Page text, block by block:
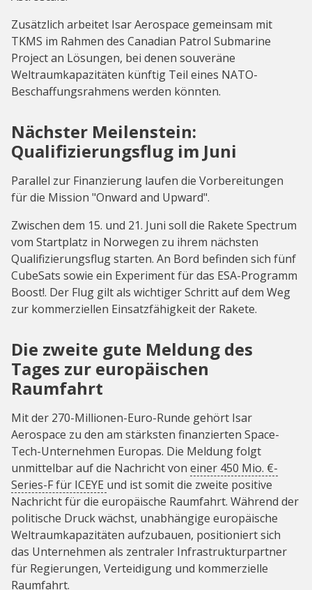
Zusätzlich arbeitet Isar Aerospace gemeinsam mit
TKMS im Rahmen des Canadian Patrol Submarine
Project an Lösungen, bei denen souveräne
Weltraumkapazitäten künftig Teil eines NATO-
Beschaffungsrahmens werden könnten.
Nächster Meilenstein:
Qualifizierungsflug im Juni
Parallel zur Finanzierung laufen die Vorbereitungen
für die Mission "Onward and Upward".
Zwischen dem 15. und 21. Juni soll die Rakete Spectrum
vom Startplatz in Norwegen zu ihrem nächsten
Qualifizierungsflug starten. An Bord befinden sich fünf
CubeSats sowie ein Experiment für das ESA-Programm
Boost!. Der Flug gilt als wichtiger Schritt auf dem Weg
zur kommerziellen Einsatzfähigkeit der Rakete.
Die zweite gute Meldung des
Tages zur europäischen
Raumfahrt
Mit der 270-Millionen-Euro-Runde gehört Isar
Aerospace zu den am stärksten finanzierten Space-
Tech-Unternehmen Europas. Die Meldung folgt
unmittelbar auf die Nachricht von einer 450 Mio. €-
Series-F für ICEYE und ist somit die zweite positive
Nachricht für die europäische Raumfahrt. Während der
politische Druck wächst, unabhängige europäische
Weltraumkapazitäten aufzubauen, positioniert sich
das Unternehmen als zentraler Infrastrukturpartner
für Regierungen, Verteidigung und kommerzielle
Raumfahrt.